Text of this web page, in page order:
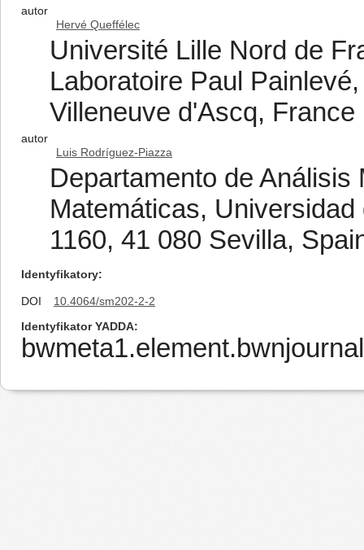
autor
Hervé Queffélec
Université Lille Nord de
Laboratoire Paul
Villeneuve d'Ascq, France
autor
Luis Rodríguez-Piazza
Departamento de
Matemáticas,
1160, 41 080 Sevilla,
Identyfikatory
DOI
10.4064/sm202-2-2
Identyfikator YADDA